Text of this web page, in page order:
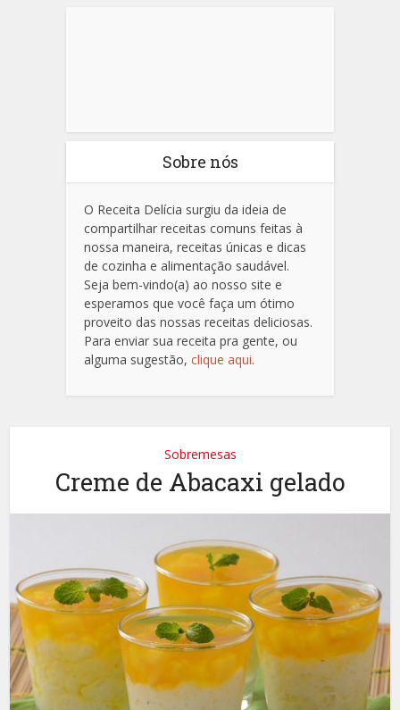
Sobre nós
O Receita Delícia surgiu da ideia de
compartilhar receitas comuns feitas à
nossa maneira, receitas únicas e dicas
de cozinha e alimentação saudável.
Seja bem-vindo(a) ao nosso site e
esperamos que você faça um ótimo
proveito das nossas receitas deliciosas.
Para enviar sua receita pra gente, ou
alguma sugestão, clique aqui.
Sobremesas
Creme de Abacaxi gelado